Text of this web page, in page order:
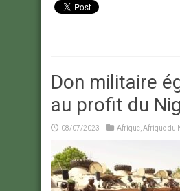
Don militaire
au profit du
08/07/2023 Afrique Afrique du